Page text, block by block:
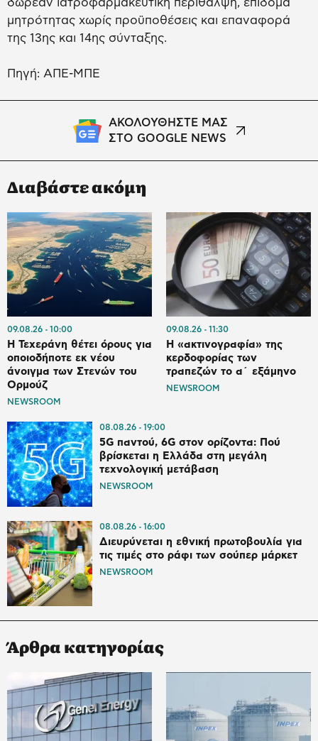
δωρεάν ιατροφαρμακευτική περίθαλψη, επίδομα
μητρότητας χωρίς προϋποθέσεις και επαναφορά
της 13ης και 14ης σύνταξης.
Πηγή: ΑΠΕ-ΜΠΕ
ΑΚΟΛΟΥΘΗΣΤΕ ΜΑΣ
ΣΤΟ GOOGLE NEWS
Διαβάστε ακόμη
09.08.26 10:00
Η Τεχεράνη θέτει όρους για
οποιοδήποτε εκ νέου
άνοιγμα των Στενών του
Ορμούζ
NEWSROOM
09.08.26 11:30
Η «ακτινογραφία» της
κερδοφορίας των
τραπεζών το α΄ εξάμηνο
NEWSROOM
08.08.26 19:00
5G παντού, 6G στον ορίζοντα: Πού
βρίσκεται η Ελλάδα στη μεγάλη
τεχνολογική μετάβαση
NEWSROOM
08.08.26 16:00
Διευρύνεται η εθνική πρωτοβουλία για
τις τιμές στο ράφι των σούπερ μάρκετ
NEWSROOM
Άρθρα κατηγορίας